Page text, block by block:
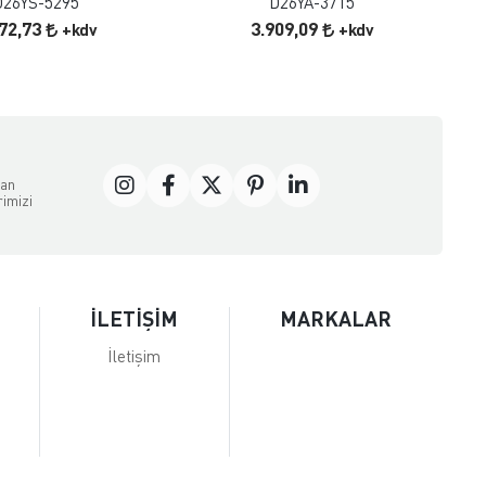
+kdv 3.909,09 +kdv
İLETİŞİM
İletişim
MARKALAR